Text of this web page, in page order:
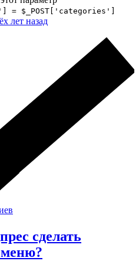
= $_POST['categories']
лет назад
сделать
меню?